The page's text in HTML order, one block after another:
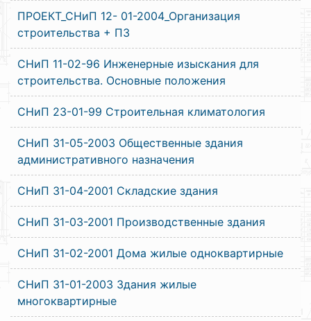
ПРОЕКТ_СНиП 12- 01-2004_Организация
строительства + ПЗ
СНиП 11-02-96 Инженерные изыскания для
строительства. Основные положения
СНиП 23-01-99 Строительная климатология
СНиП 31-05-2003 Общественные здания
административного назначения
СНиП 31-04-2001 Складские здания
СНиП 31-03-2001 Производственные здания
СНиП 31-02-2001 Дома жилые одноквартирные
СНиП 31-01-2003 Здания жилые
многоквартирные